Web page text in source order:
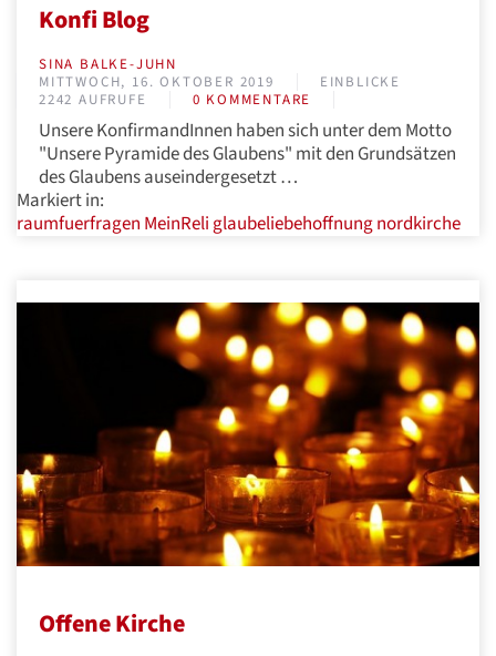
Konfi Blog
SINA BALKE-JUHN
MITTWOCH, 16. OKTOBER 2019
EINBLICKE
2242 AUFRUFE
0 KOMMENTARE
Unsere KonfirmandInnen haben sich unter dem Motto
"Unsere Pyramide des Glaubens" mit den Grundsätzen
des Glaubens auseindergesetzt …
Markiert in:
raumfuerfragen MeinReliglaubeliebehoffnungnordkirche
Offene Kirche